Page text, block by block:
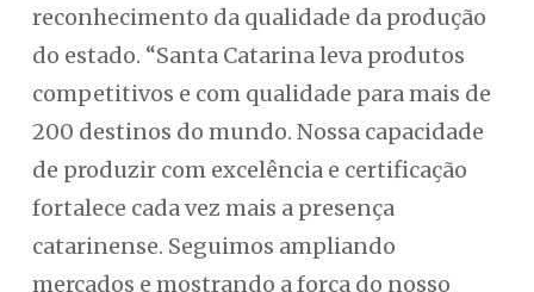
reconhecimento da qualidade da produção
do estado. “Santa Catarina leva produtos
competitivos e com qualidade para mais de
200 destinos do mundo. Nossa capacidade
de produzir com excelência e certificação
fortalece cada vez mais a presença
catarinense. Seguimos ampliando
mercados e mostrando a força do nosso